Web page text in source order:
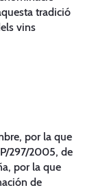
tradició
vins
por la que
297/2005, de
por la que
de